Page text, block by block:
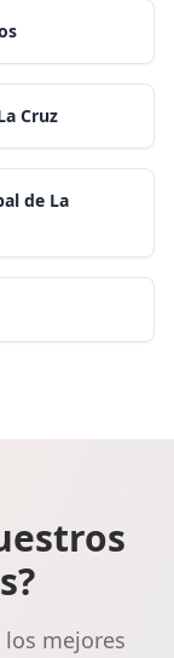
Cruz
de La
mejores